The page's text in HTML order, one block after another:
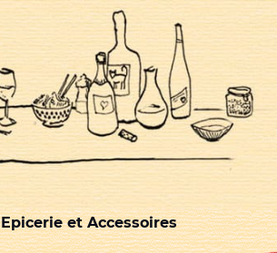
Epicerie et Accessoires